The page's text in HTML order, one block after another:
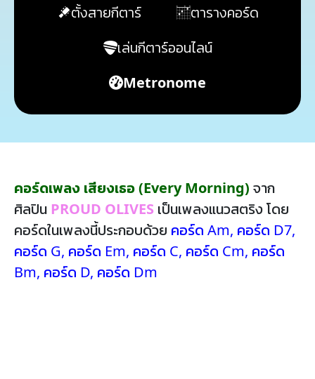
ตั้งสายกีตาร์
ตารางคอร์ด
เล่นกีตาร์ออนไลน์
Metronome
คอร์ดเพลง เสียงเธอ (Every Morning) จาก
ศิลปิน PROUD OLIVES เป็นเพลงแนวสตริง โดย
คอร์ดในเพลงนี้ประกอบด้วย คอร์ด Am, คอร์ด D7,
คอร์ด G, คอร์ด Em, คอร์ด C, คอร์ด Cm, คอร์ด
Bm, คอร์ด D, คอร์ด Dm